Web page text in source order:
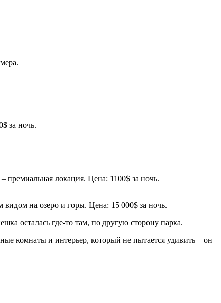
за ночь.
премиальная локация. Цена: 1100$ за ночь.
видом на озеро и горы. Цена: 15 000$ за ночь.
осталась где-то там, по другую сторону парка.
комнаты и интерьер, который не пытается удивить – он